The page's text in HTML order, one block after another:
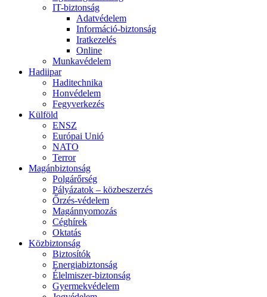
IT-biztonság
Adatvédelem
Információ-biztonság
Iratkezelés
Online
Munkavédelem
Hadiipar
Haditechnika
Honvédelem
Fegyverkezés
Külföld
ENSZ
Európai Unió
NATO
Terror
Magánbiztonság
Polgárőrség
Pályázatok – közbeszerzés
Őrzés-védelem
Magánnyomozás
Céghírek
Oktatás
Közbiztonság
Biztosítók
Energiabiztonság
Élelmiszer-biztonság
Gyermekvédelem